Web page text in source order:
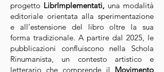
progetto LibrImplementati, una modalità
editoriale orientata alla sperimentazione
e all’estensione del libro oltre la sua
forma tradizionale. A partire dal 2025, le
pubblicazioni confluiscono nella Schola
Rinumanista, un contesto artistico e
letterario che comprende il Movimento